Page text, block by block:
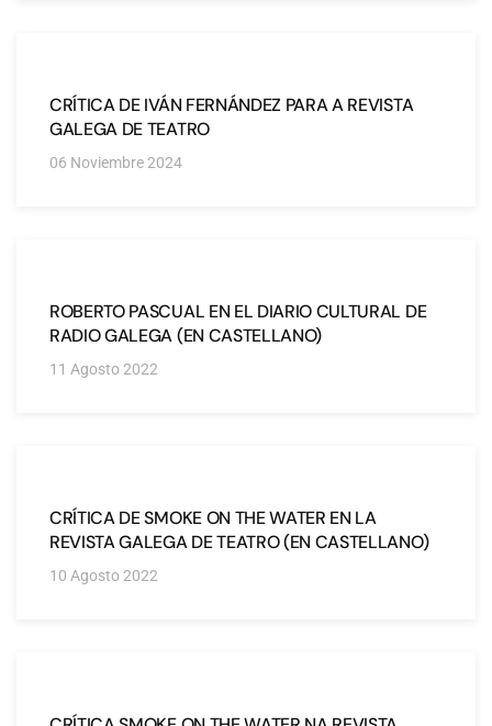
CRÍTICA DE IVÁN FERNÁNDEZ PARA A REVISTA
GALEGA DE TEATRO
06 Noviembre 2024
ROBERTO PASCUAL EN EL DIARIO CULTURAL DE
RADIO GALEGA (EN CASTELLANO)
11 Agosto 2022
CRÍTICA DE SMOKE ON THE WATER EN LA
REVISTA GALEGA DE TEATRO (EN CASTELLANO)
10 Agosto 2022